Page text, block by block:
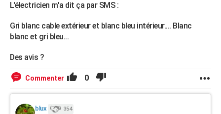
L'électricien m'a dit ça par SMS :
Gri blanc cable extérieur et blanc bleu intérieur.... Blanc
blanc et gri bleu...
Des avis ?
Commenter 0
blux 354